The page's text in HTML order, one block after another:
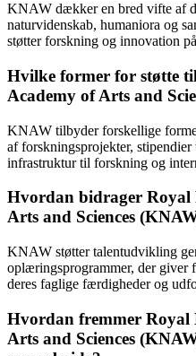
KNAW dækker en bred vifte af
naturvidenskab, humaniora og
støtter forskning og innovation
Hvilke former for støtte
Academy of Arts and
KNAW tilbyder forskellige
af forskningsprojekter,
infrastruktur til forskning og
Hvordan bidrager Royal
Arts and Sciences
KNAW støtter talentudvikling
oplæringsprogrammer, der giver
deres faglige færdigheder og
Hvordan fremmer Royal
Arts and Sciences